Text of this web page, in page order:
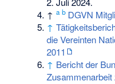
↑a b DGVN
↑
die Vereinten
2011
↑ Bericht der